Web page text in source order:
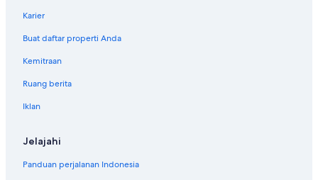
Karier
Buat daftar properti Anda
Kemitraan
Ruang berita
Iklan
Jelajahi
Panduan perjalanan Indonesia